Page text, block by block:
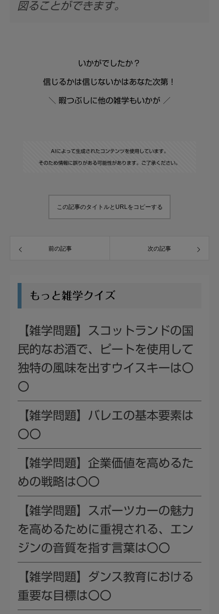
図ることができます。
いかがでしたか？
信じるかは信じないかはあなた次第！
＼ 暇つぶしに他の雑学もいかが ／
AIによって生成されたコンテンツを使用しています。
そのため情報に誤りがある可能性があります。ご了承ください。
この記事のタイトルとURLをコピーする
前の記事 次の記事
もっと雑学クイズ
【雑学問題】スコットランドの国
民的なお酒で、ピートを使用して
独特の風味を出すウイスキーは〇
〇
【雑学問題】バレエの基本要素は
〇〇
【雑学問題】企業価値を高めるた
めの戦略は〇〇
【雑学問題】スポーツカーの魅力
を高めるために重視される、エン
ジンの音質を指す言葉は〇〇
【雑学問題】ダンス教育における
重要な目標は〇〇